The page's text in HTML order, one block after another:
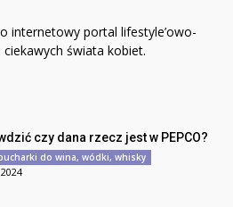
internetowy portal lifestyle’owo-
ciekawych świata kobiet.
czy dana rzecz jest w PEPCO?
do wina, wódki, whisky